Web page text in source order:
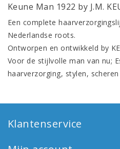
Keune Man 1922 by J.M.
Een complete
Nederlandse roots.
Ontworpen en ontwikkeld by
Voor de stijlvolle man van nu;
haarverzorging, stylen,
Klantenservice